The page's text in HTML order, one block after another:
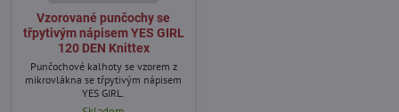
Vzorované punčochy se
třpytivým nápisem YES GIRL
120 DEN Knittex
Punčochové kalhoty se vzorem z
mikrovlákna se třpytivým nápisem
YES GIRL.